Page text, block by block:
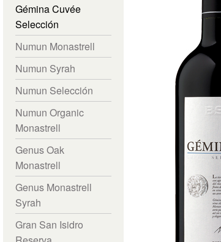
Gémina Cuvée
Selección
Numun Monastrell
Numun Syrah
Numun Selección
Numun Organic
Monastrell
Genus Oak
Monastrell
Genus Monastrell
Syrah
Gran San Isidro